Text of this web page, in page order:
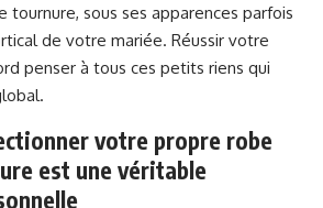
tournure, sous ses apparences parfois
de votre mariée. Réussir votre
penser à tous ces petits riens qui
votre propre robe
est une véritable